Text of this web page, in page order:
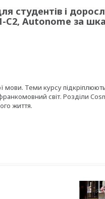
студентів і
Autonome за
мови. Теми курсу
світ. Розділи
життя.